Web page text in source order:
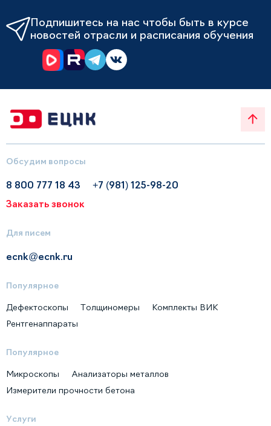
Подпишитесь на нас чтобы быть в курсе
новостей отрасли и расписания обучения
Обсудим вопросы
8 800 777 18 43
+7 (981) 125-98-20
Заказать звонок
Для писем
ecnk@ecnk.ru
Популярное
Дефектоскопы Толщиномеры
Комплекты ВИК
Рентгенаппараты
Популярное
Микроскопы
Анализаторы металлов
Измерители прочности бетона
Услуги